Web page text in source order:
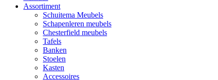
Assortiment
Schuitema Meubels
Schapenleren meubels
Chesterfield meubels
Tafels
Banken
Stoelen
Kasten
Accessoires